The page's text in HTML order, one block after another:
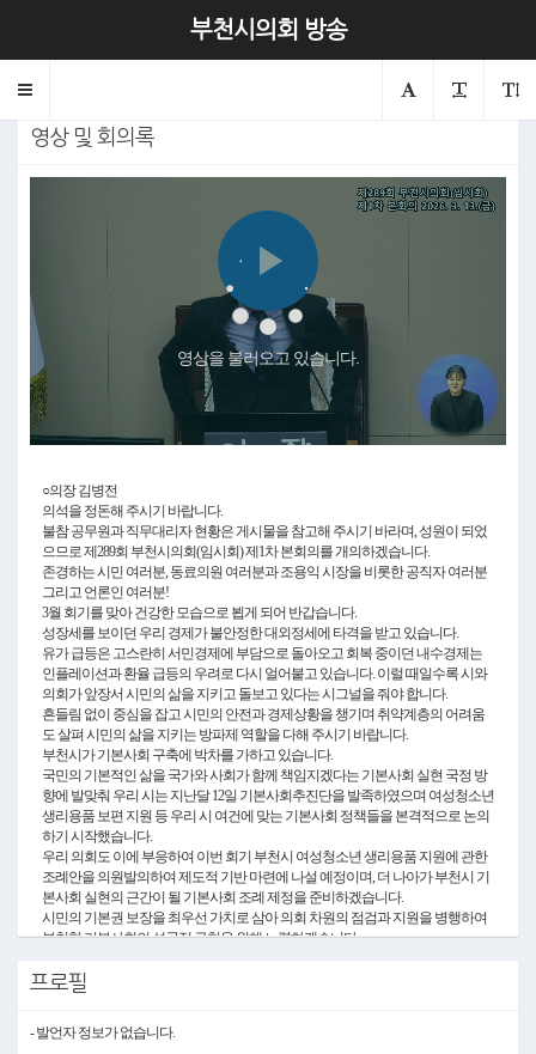
부천시의회 방송
Toggle
제289회 본회의 제1차 2026.03.13.
영상 및 회의록
Play
Video
영상을 불러오고 있습니다.
○의장 김병전
의석을 정돈해 주시기 바랍니다.
불참 공무원과 직무대리자 현황은 게시물을 참고해 주시기 바라며, 성원이 되었
으므로 제289회 부천시의회(임시회) 제1차 본회의를 개의하겠습니다.
존경하는 시민 여러분, 동료의원 여러분과 조용익 시장을 비롯한 공직자 여러분
그리고 언론인 여러분!
3월 회기를 맞아 건강한 모습으로 뵙게 되어 반갑습니다.
성장세를 보이던 우리 경제가 불안정한 대외정세에 타격을 받고 있습니다.
유가 급등은 고스란히 서민경제에 부담으로 돌아오고 회복 중이던 내수경제는
인플레이션과 환율 급등의 우려로 다시 얼어붙고 있습니다. 이럴 때일수록 시와
의회가 앞장서 시민의 삶을 지키고 돌보고 있다는 시그널을 줘야 합니다.
흔들림 없이 중심을 잡고 시민의 안전과 경제상황을 챙기며 취약계층의 어려움
도 살펴 시민의 삶을 지키는 방파제 역할을 다해 주시기 바랍니다.
부천시가 기본사회 구축에 박차를 가하고 있습니다.
국민의 기본적인 삶을 국가와 사회가 함께 책임지겠다는 기본사회 실현 국정 방
향에 발맞춰 우리 시는 지난달 12일 기본사회추진단을 발족하였으며 여성청소년
생리용품 보편 지원 등 우리 시 여건에 맞는 기본사회 정책들을 본격적으로 논의
하기 시작했습니다.
우리 의회도 이에 부응하여 이번 회기 부천시 여성청소년 생리용품 지원에 관한
조례안을 의원발의하여 제도적 기반 마련에 나설 예정이며, 더 나아가 부천시 기
본사회 실현의 근간이 될 기본사회 조례 제정을 준비하겠습니다.
시민의 기본권 보장을 최우선 가치로 삼아 의회 차원의 점검과 지원을 병행하여
부천형 기본사회의 성공적 구현을 위해 노력하겠습니다.
하고 있습니다.
관광객이 지출한 여행경비의 일부를 해당 지역 가맹점과 지역특산물 온라인 쇼
에서 최초로 추진하였으며 적극행정의 모범사례로 인정받아 정부 차원으로 확
프로필
- 발언자 정보가 없습니다.